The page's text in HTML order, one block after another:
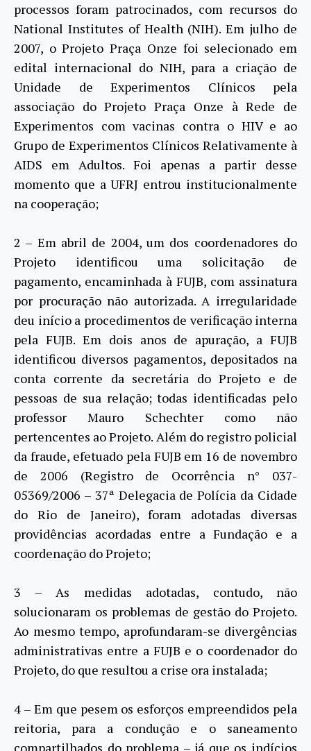
processos foram patrocinados, com recursos do
National Institutes of Health (NIH). Em julho de
2007, o Projeto Praça Onze foi selecionado em
edital internacional do NIH, para a criação de
Unidade de Experimentos Clínicos pela
associação do Projeto Praça Onze à Rede de
Experimentos com vacinas contra o HIV e ao
Grupo de Experimentos Clínicos Relativamente à
AIDS em Adultos. Foi apenas a partir desse
momento que a UFRJ entrou institucionalmente
na cooperação;
2 – Em abril de 2004, um dos coordenadores do
Projeto identificou uma solicitação de
pagamento, encaminhada à FUJB, com assinatura
por procuração não autorizada. A irregularidade
deu início a procedimentos de verificação interna
pela FUJB. Em dois anos de apuração, a FUJB
identificou diversos pagamentos, depositados na
conta corrente da secretária do Projeto e de
pessoas de sua relação; todas identificadas pelo
professor Mauro Schechter como não
pertencentes ao Projeto. Além do registro policial
da fraude, efetuado pela FUJB em 16 de novembro
de 2006 (Registro de Ocorrência n° 037-
05369/2006 – 37ª Delegacia de Polícia da Cidade
do Rio de Janeiro), foram adotadas diversas
providências acordadas entre a Fundação e a
coordenação do Projeto;
3 – As medidas adotadas, contudo, não
solucionaram os problemas de gestão do Projeto.
Ao mesmo tempo, aprofundaram-se divergências
administrativas entre a FUJB e o coordenador do
Projeto, do que resultou a crise ora instalada;
4 – Em que pesem os esforços empreendidos pela
reitoria, para a condução e o saneamento
compartilhados do problema – já que os indícios